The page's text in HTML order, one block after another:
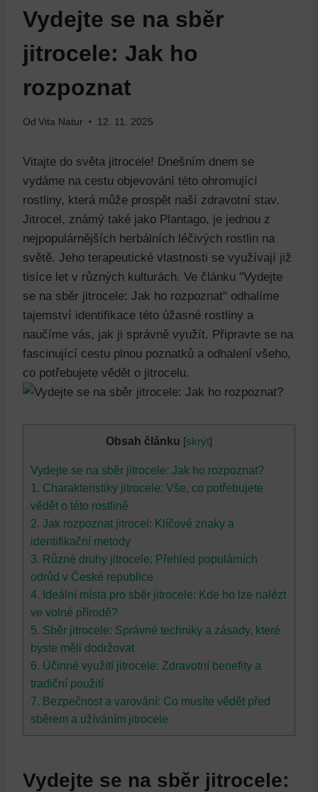
Vydejte se na sběr
jitrocele: Jak ho
rozpoznat
Od Vita Natur 12. 11. 2025
Vitajte do světa jitrocele! Dnešním dnem se
vydáme na cestu objevování této ohromující
rostliny, která může prospět naší zdravotní stav.
Jitrocel, známý také jako Plantago, je jednou z
nejpopulárnějších herbálních léčivých rostlin na
světě. Jeho terapeutické vlastnosti se využívají již
tisíce let v různých kulturách. Ve článku "Vydejte
se na sběr jitrocele: Jak ho rozpoznat" odhalíme
tajemství identifikace této úžasné rostliny a
naučíme vás, jak ji správně využít. Připravte se na
fascinující cestu plnou poznatků a odhalení všeho,
co potřebujete vědět o jitrocelu.
Obsah článku [skrýt]
Vydejte se na sběr jitrocele: Jak ho rozpoznat?
1. Charakteristiky jitrocele: Vše, co potřebujete
vědět o této rostlině
2. Jak rozpoznat jitrocel: Klíčové znaky a
identifikační metody
3. Různé druhy jitrocele: Přehled populárních
odrůd v České republice
4. Ideální místa pro sběr jitrocele: Kde ho lze nalézt
ve volné přírodě?
5. Sběr jitrocele: Správné techniky a zásady, které
byste měli dodržovat
6. Účinné využití jitrocele: Zdravotní benefity a
tradiční použití
7. Bezpečnost a varování: Co musíte vědět před
sběrem a užíváním jitrocele
Vydejte se na sběr jitrocele: